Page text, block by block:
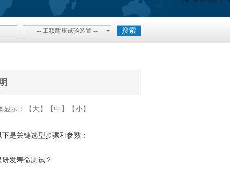
-- 工频耐压试验装置 --
显示： 【大】 【中】 【小】
是关键选型步骤和参数：
发寿命测试？